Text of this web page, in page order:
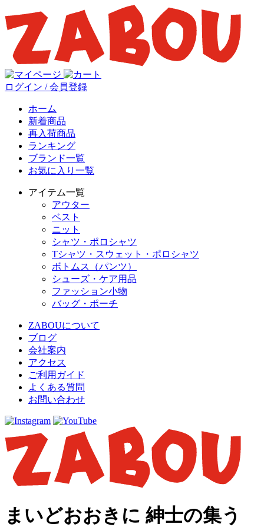
ログイン / 会員登録
ホーム
新着商品
再入荷商品
ランキング
ブランド一覧
お気に入り一覧
アイテム一覧
アウター
ベスト
ニット
シャツ・ポロシャツ
Tシャツ・スウェット・ポロシャツ
ボトムス（パンツ）
シューズ・ケア用品
ファッション小物
バッグ・ポーチ
ZABOUについて
ブログ
会社案内
アクセス
ご利用ガイド
よくある質問
お問い合わせ
まいどおおきに 紳士の集う